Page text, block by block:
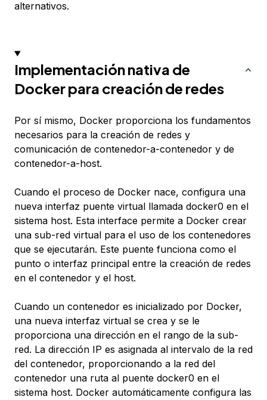
alternativos.
Implementación nativa de
Docker para creación de redes
Por sí mismo, Docker proporciona los fundamentos
necesarios para la creación de redes y
comunicación de contenedor-a-contenedor y de
contenedor-a-host.
Cuando el proceso de Docker nace, configura una
nueva interfaz puente virtual llamada docker0 en el
sistema host. Esta interface permite a Docker crear
una sub-red virtual para el uso de los contenedores
que se ejecutarán. Este puente funciona como el
punto o interfaz principal entre la creación de redes
en el contenedor y el host.
Cuando un contenedor es inicializado por Docker,
una nueva interfaz virtual se crea y se le
proporciona una dirección en el rango de la sub-
red. La dirección IP es asignada al intervalo de la red
del contenedor, proporcionando a la red del
contenedor una ruta al puente docker0 en el
sistema host. Docker automáticamente configura las